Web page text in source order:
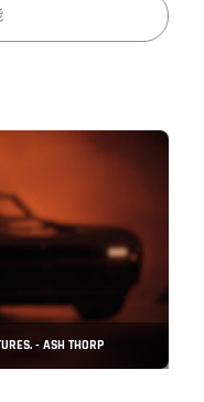
- ASH THORP